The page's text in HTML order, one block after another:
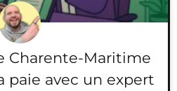
Charente-Maritime
paie avec un expert